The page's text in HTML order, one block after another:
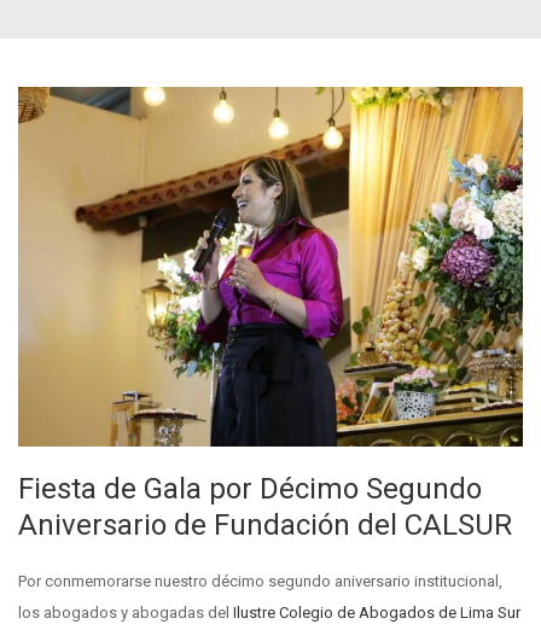
Fiesta de Gala por Décimo Segundo
Aniversario de Fundación del CALSUR
Por conmemorarse nuestro décimo segundo aniversario institucional,
los abogados y abogadas del Ilustre Colegio de Abogados de Lima Sur